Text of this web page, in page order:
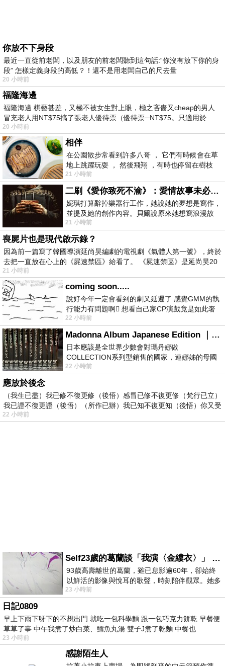
你放不下身段
最近一直從前老闆，以及朋友的前老闆聽到這句話:“你沒有放下你的身
段” 怎樣定義身段的高低？！還不是用老闆自己的尺去量
20 小時前
福隆海邊
福隆海邊 棋藝甚差，又極不被女生對上眼，極之吝嗇又cheap的男人
冒充老人用NT$75搞了張老人優待票（優待票─NT$75。只適用於
20 小時前
相伴
在公園散步常看到許多八哥 ， 它們有時候會在草
地上跳躍玩耍 ， 然後飛翔 ，有時也停留在樹枝
上，它們身軀是咖啡色的，鳥喙是黃色
21 小時前
二刷《愛你致死不渝》：愛情故事未必是浪漫故事
妮琪打算辭掉樂器行工作，她說她的夢想是寫作，
並提及她的創作內容。貝爾說原來她想寫浪漫故
事，妮琪回應：「不是浪漫故事，是愛情
21 小時前
喪屍片也是現代啟示錄？
因為前一篇寫了韓國導演延尚昊編劇的電視劇《氣體人第一號》，終於
去把一直放在心上的《屍速禁區》給看了。 《屍速禁區》是延尚昊20
21 小時前
coming soon.....
說好今年一定會看到的劇又延遲了 感覺GMM的執
行能力有問題啊🫩 想看自己家CP演戲竟是如此奢
侈的事 GMM你說看看啊😑 先把劇放
22 小時前
Madonna Album Japanese Edition ｜瑪丹娜專輯們2026年日本版重發系列
日本應該是全世界少數會對瑪丹娜做
COLLECTION系列型銷售的國家，連娜姊的母國
美國都沒對她這樣過，這全拜在他們到現在唱片
22 小時前
應放於後念
（我生已盡）我已修不復更修（後悟）感冒已修不復更修（梵行已立）
我已證不復更證（後悟）（所作已辦）我已知不復更知（後悟）你又受
22 小時前
Self23歲的葛蘭談「我演〈金縷衣〉」 #戀上老電影 #粟子 #葛蘭
93歲高壽離世的葛蘭，雖已息影逾60年，卻始終
以鮮活的影像與悅耳的歌聲，時刻陪伴觀眾。她多
才多藝、陽光開朗的形象，不僅保留在電影
23 小時前
日記0809
早上下雨下呀下的不想出門 就吃一包科學麵 跟一包巧克力餅乾 早餐便
草草了事 中午我煮了炒白菜、鱈魚丸湯 雙子J煮了乾麵 中餐也
23 小時前
感謝陌生人